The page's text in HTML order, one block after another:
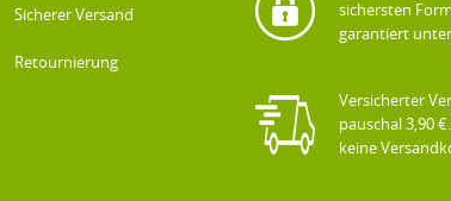
Sicherer Versand
Retournierung
sichersten
garantiert
Versicherter
pauschal 3,90
keine